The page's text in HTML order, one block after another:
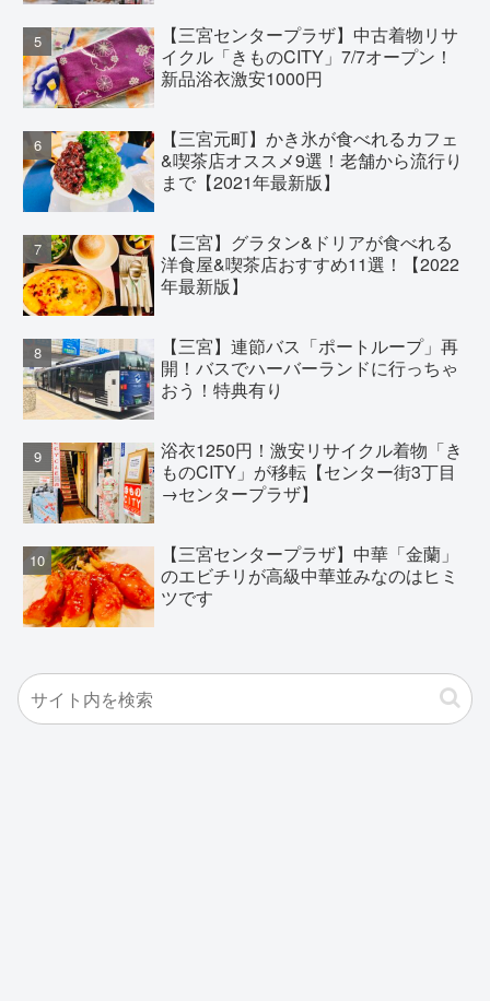
【三宮センタープラザ】中古着物リサ
イクル「きものCITY」7/7オープン！
新品浴衣激安1000円
【三宮元町】かき氷が食べれるカフェ
&喫茶店オススメ9選！老舗から流行り
まで【2021年最新版】
【三宮】グラタン&ドリアが食べれる
洋食屋&喫茶店おすすめ11選！【2022
年最新版】
【三宮】連節バス「ポートループ」再
開！バスでハーバーランドに行っちゃ
おう！特典有り
浴衣1250円！激安リサイクル着物「き
ものCITY」が移転【センター街3丁目
→センタープラザ】
【三宮センタープラザ】中華「金蘭」
のエビチリが高級中華並みなのはヒミ
ツです